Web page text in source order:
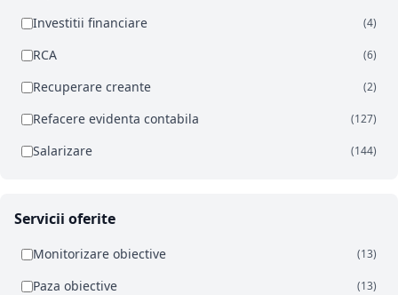
Investitii financiare (4)
RCA (6)
Recuperare creante (2)
Refacere evidenta contabila (127)
Salarizare (144)
Servicii oferite
Monitorizare obiective (13)
Paza obiective (13)